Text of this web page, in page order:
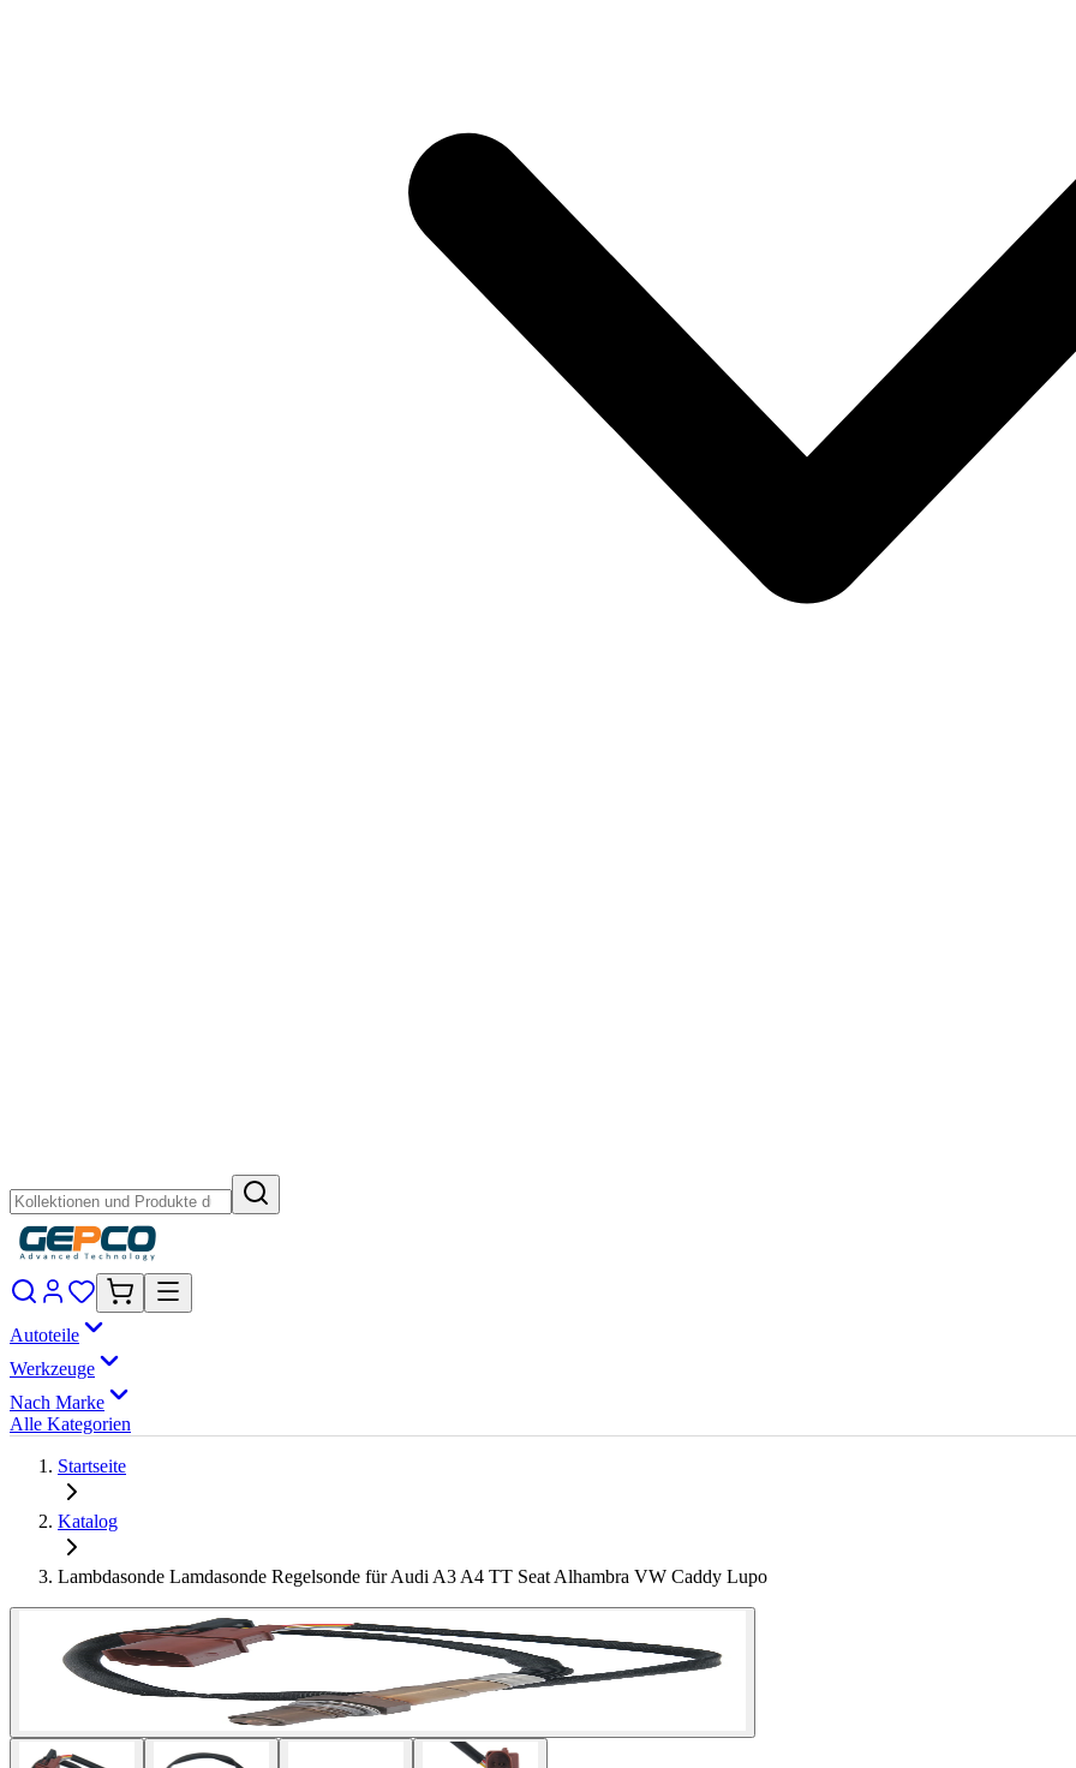
Autoteile
Werkzeuge
Nach Marke
Alle Kategorien
Startseite
Katalog
Lambdasonde Lamdasonde Regelsonde für Audi A3 A4 TT Seat Alhambra VW Caddy Lupo